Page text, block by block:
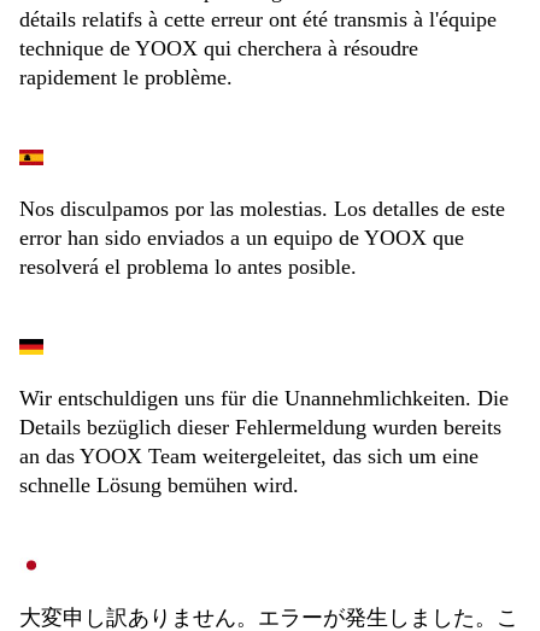
détails relatifs à cette erreur ont été transmis à l'équipe
technique de YOOX qui cherchera à résoudre
rapidement le problème.
Nos disculpamos por las molestias. Los detalles de este
error han sido enviados a un equipo de YOOX que
resolverá el problema lo antes posible.
Wir entschuldigen uns für die Unannehmlichkeiten. Die
Details bezüglich dieser Fehlermeldung wurden bereits
an das YOOX Team weitergeleitet, das sich um eine
schnelle Lösung bemühen wird.
大変申し訳ありません。エラーが発生しました。こ